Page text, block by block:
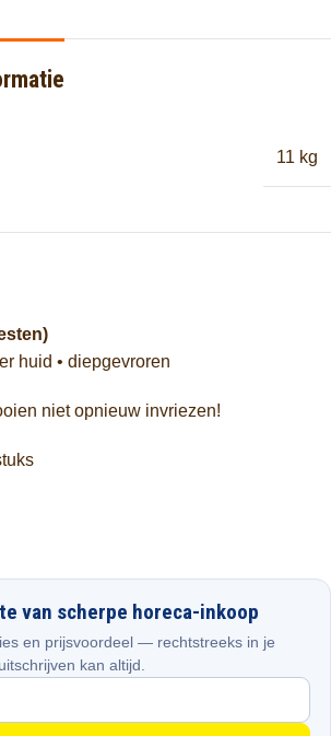
11 kg
huid • diepgevroren
niet opnieuw invriezen!
van scherpe horeca-inkoop
en prijsvoordeel — rechtstreeks in je
kan altijd.